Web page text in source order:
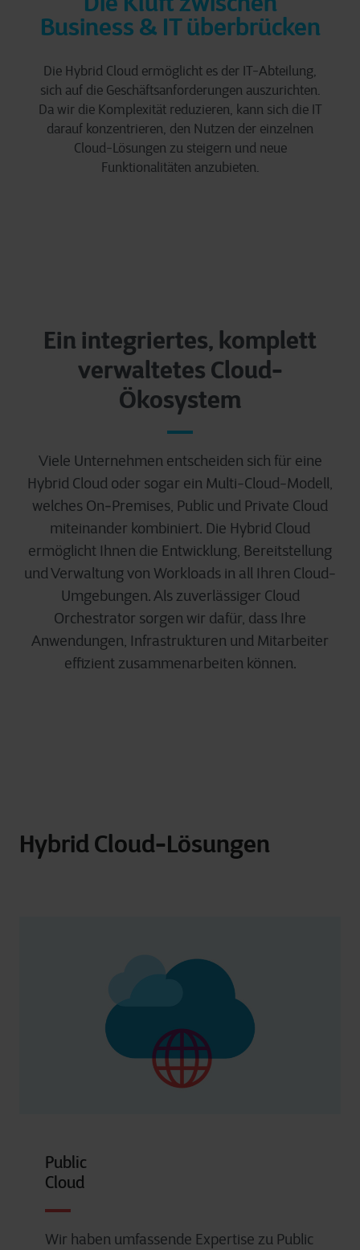
Business & IT überbrücken
Die Hybrid Cloud ermöglicht es der IT-Abteilung,
sich auf die Geschäftsanforderungen auszurichten.
Da wir die Komplexität reduzieren, kann sich die IT
darauf konzentrieren, den Nutzen der einzelnen
Cloud-Lösungen zu steigern und neue
Funktionalitäten anzubieten.
Ein integriertes, komplett
verwaltetes Cloud-
Ökosystem
Viele Unternehmen entscheiden sich für eine
Hybrid Cloud oder sogar ein Multi-Cloud-Modell,
welches On‑Premises, Public und Private Cloud
miteinander kombiniert. Die Hybrid Cloud
ermöglicht Ihnen die Entwicklung, Bereitstellung
und Verwaltung von Workloads in all Ihren Cloud-
Umgebungen. Als zuverlässiger Cloud
Orchestrator sorgen wir dafür, dass Ihre
Anwendungen, Infrastrukturen und Mitarbeiter
effizient zusammenarbeiten können.
Hybrid Cloud-Lösungen
Public
Cloud
Wir haben umfassende Expertise zu Public